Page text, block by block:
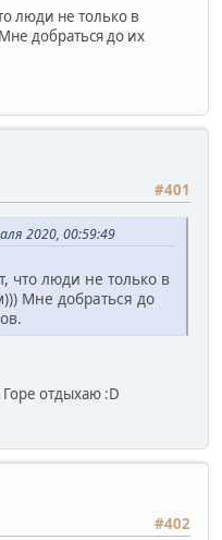
люди не только в
добраться до их
#401
2020, 00:59:49
что люди не только в
Мне добраться до
отдыхаю :D
#402